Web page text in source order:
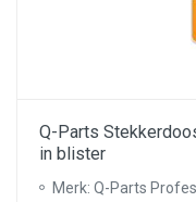
Q-Parts
in blister
Merk: Q-Parts